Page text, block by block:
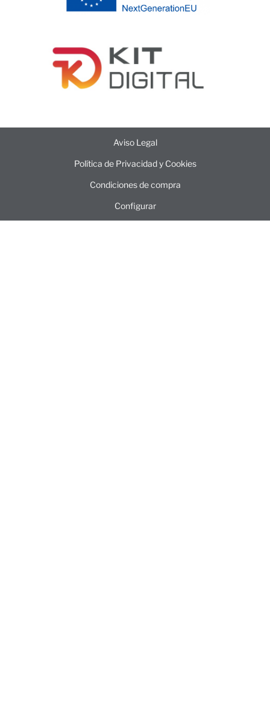
Aviso Legal
Política de Privacidad y Cookies
Condiciones de compra
Configurar